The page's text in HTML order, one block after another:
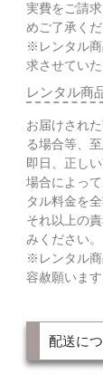
実費をご請
めご了承くだ
※レンタル商
求させていた
レンタル商
お届けされ
る場合等、
即日、正し
場合によっ
タル料金を
それ以上の
みください。
※レンタル商
容赦願います
配送に